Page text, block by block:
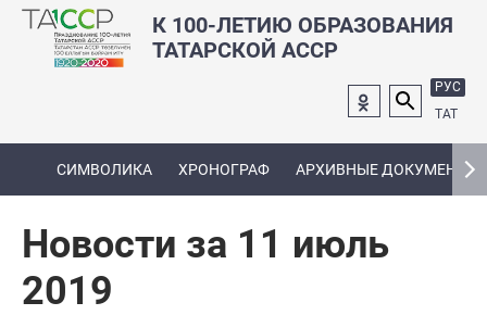
К 100-ЛЕТИЮ ОБРАЗОВАНИЯ
ТАТАРСКОЙ АССР
РУС
ТАТ
СИМВОЛИКА ХРОНОГРАФ АРХИВНЫЕ ДОКУМЕНТЫ
Новости за 11 июль
2019